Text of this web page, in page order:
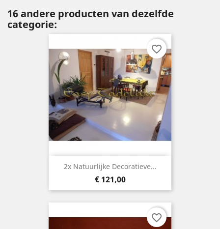
16 andere producten van dezelfde
categorie:
2x Natuurlijke Decoratieve...
Prijs
€ 121,00
favorite_border
favorite_border